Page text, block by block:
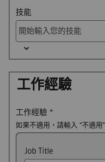
技能
工作經驗
工作經驗 *
如果不適用，請輸入 "不適用"
Job Title